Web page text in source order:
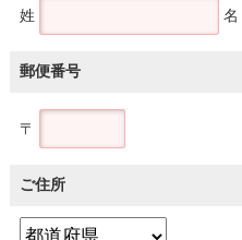
姓 名
郵便番号
〒
ご住所